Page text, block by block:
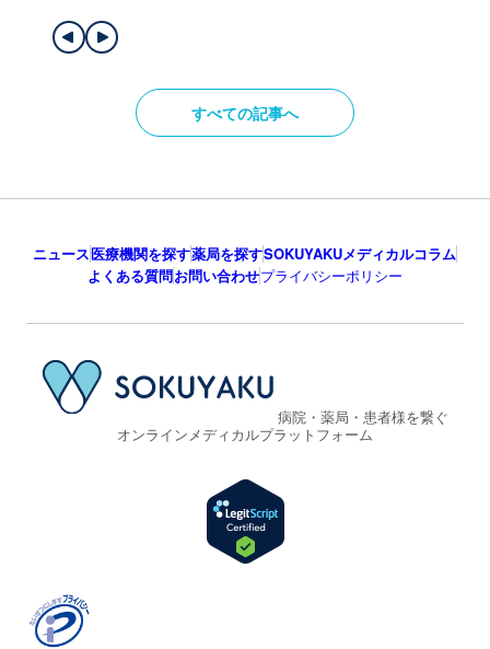
すべての記事へ
ニュース医療機関を探す薬局を探すSOKUYAKUメディカルコラム
よくある質問お問い合わせプライバシーポリシー
病院・薬局・患者様を繋ぐ
オンラインメディカルプラットフォーム